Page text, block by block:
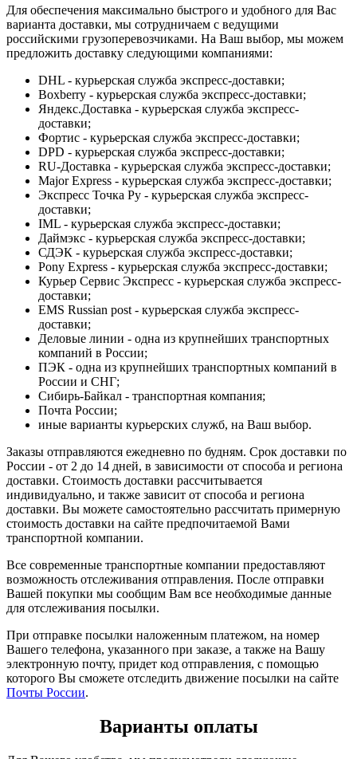
Для обеспечения максимально быстрого и удобного для Вас
варианта доставки, мы сотрудничаем с ведущими
российскими грузоперевозчиками. На Ваш выбор, мы можем
предложить доставку следующими компаниями:
DHL - курьерская служба экспресс-доставки;
Boxberry - курьерская служба экспресс-доставки;
Яндекс.Доставка - курьерская служба экспресс-
доставки;
Фортис - курьерская служба экспресс-доставки;
DPD - курьерская служба экспресс-доставки;
RU-Доставка - курьерская служба экспресс-доставки;
Major Express - курьерская служба экспресс-доставки;
Экспресс Точка Ру - курьерская служба экспресс-
доставки;
IML - курьерская служба экспресс-доставки;
Даймэкс - курьерская служба экспресс-доставки;
СДЭК - курьерская служба экспресс-доставки;
Pony Express - курьерская служба экспресс-доставки;
Курьер Сервис Экспресс - курьерская служба экспресс-
доставки;
EMS Russian post - курьерская служба экспресс-
доставки;
Деловые линии - одна из крупнейших транспортных
компаний в России;
ПЭК - одна из крупнейших транспортных компаний в
России и СНГ;
Сибирь-Байкал - транспортная компания;
Почта России;
иные варианты курьерских служб, на Ваш выбор.
Заказы отправляются ежедневно по будням. Срок доставки по
России - от 2 до 14 дней, в зависимости от способа и региона
доставки. Стоимость доставки рассчитывается
индивидуально, и также зависит от способа и региона
доставки. Вы можете самостоятельно рассчитать примерную
стоимость доставки на сайте предпочитаемой Вами
транспортной компании.
Все современные транспортные компании предоставляют
возможность отслеживания отправления. После отправки
Вашей покупки мы сообщим Вам все необходимые данные
для отслеживания посылки.
При отправке посылки наложенным платежом, на номер
Вашего телефона, указанного при заказе, а также на Вашу
электронную почту, придет код отправления, с помощью
которого Вы сможете отследить движение посылки на сайте
Почты России.
Варианты оплаты